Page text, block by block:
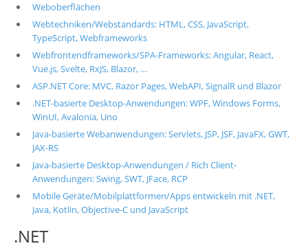
Weboberflächen
Webtechniken/Webstandards: HTML, CSS, JavaScript,
TypeScript, Webframeworks
Webfrontendframeworks/SPA-Frameworks: Angular, React,
Vue.js, Svelte, RxJS, Blazor, …
ASP.NET Core: MVC, Razor Pages, WebAPI, SignalR und Blazor
.NET-basierte Desktop-Anwendungen: WPF, Windows Forms,
WinUI, Avalonia, Uno
Java-basierte Webanwendungen: Servlets, JSP, JSF, JavaFX, GWT,
JAX-RS
Java-basierte Desktop-Anwendungen / Rich Client-
Anwendungen: Swing, SWT, JFace, RCP
Mobile Geräte/Mobilplattformen/Apps entwickeln mit .NET,
Java, Kotlin, Objective-C und JavaScript
.NET